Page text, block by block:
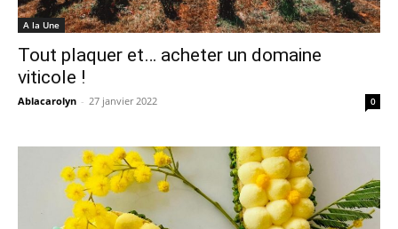
A la Une
Tout plaquer et… acheter un domaine
viticole !
Ablacarolyn - 27 janvier 2022 0